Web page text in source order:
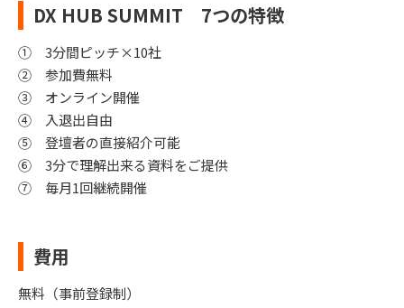
DX HUB SUMMIT 7つの特徴
① 3分間ピッチ×10社
② 参加費無料
③ オンライン開催
④ 入退出自由
⑤ 登壇者の直接紹介可能
⑥ 3分で理解出来る資料をご提供
⑦ 毎月1回継続開催
費用
無料（事前登録制）